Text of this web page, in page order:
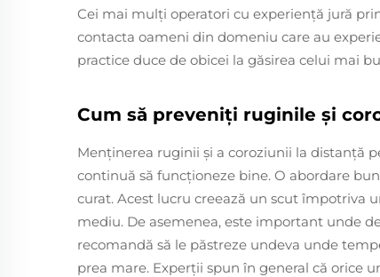
Cei mai mulţi operatori cu experienţă jură
contacta oameni din domeniu care au
practice duce de obicei la găsirea celui mai
Cum să preveniți ruginile și
Menținerea ruginii și a coroziunii la distanță
continuă să funcționeze bine. O abordare
curat. Acest lucru creează un scut împotriva
mediu. De asemenea, este important unde
recomandă să le păstreze undeva unde
prea mare. Experţii spun în general că orice